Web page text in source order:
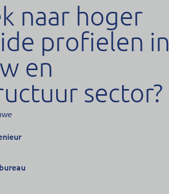
naar hoger
profielen in
en
sector?